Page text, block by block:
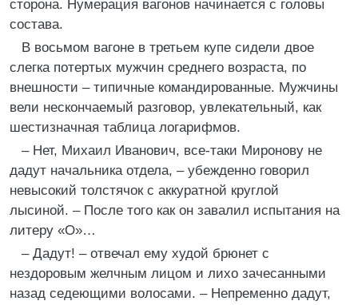
сторона. Нумерация вагонов начинается с головы
состава.
В восьмом вагоне в третьем купе сидели двое
слегка потертых мужчин среднего возраста, по
внешности – типичные командированные. Мужчины
вели нескончаемый разговор, увлекательный, как
шестизначная таблица логарифмов.
– Нет, Михаил Иванович, все-таки Миронову не
дадут начальника отдела, – убежденно говорил
невысокий толстячок с аккуратной круглой
лысиной. – После того как он завалил испытания на
литеру «О»…
– Дадут! – отвечал ему худой брюнет с
нездоровым желчным лицом и лихо зачесанными
назад седеющими волосами. – Непременно дадут,